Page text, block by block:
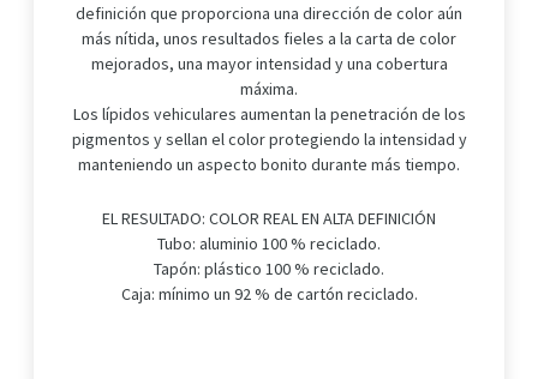
definición que proporciona una dirección de color aún
más nítida, unos resultados fieles a la carta de color
mejorados, una mayor intensidad y una cobertura
máxima.
Los lípidos vehiculares aumentan la penetración de los
pigmentos y sellan el color protegiendo la intensidad y
manteniendo un aspecto bonito durante más tiempo.
EL RESULTADO: COLOR REAL EN ALTA DEFINICIÓN
Tubo: aluminio 100 % reciclado.
Tapón: plástico 100 % reciclado.
Caja: mínimo un 92 % de cartón reciclado.